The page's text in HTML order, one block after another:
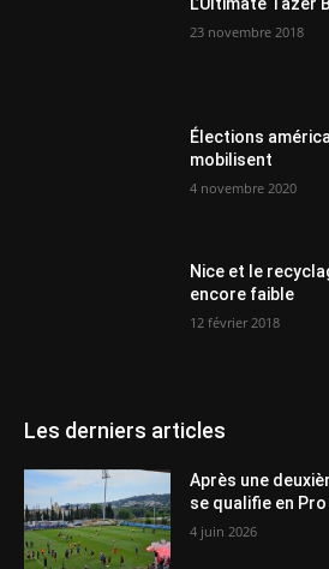
23 novembre 2018
Élections
mobilisent
4 novembre 2020
Nice et le
encore faible
12 février 2018
Les derniers articles
Après une
se qualifie en Pro
4 juin 2026